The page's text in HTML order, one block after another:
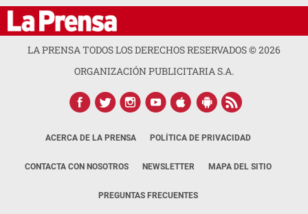
LA PRENSA TODOS LOS DERECHOS RESERVADOS ©2026
ORGANIZACIÓN PUBLICITARIA S.A.
ACERCA DE LA PRENSA POLÍTICA DE PRIVACIDAD
CONTACTA CON NOSOTROS NEWSLETTER MAPA DEL SITIO
PREGUNTAS FRECUENTES